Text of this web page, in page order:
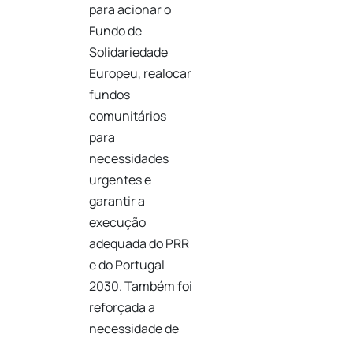
para acionar o
Fundo de
Solidariedade
Europeu, realocar
fundos
comunitários
para
necessidades
urgentes e
garantir a
execução
adequada do PRR
e do Portugal
2030. Também foi
reforçada a
necessidade de